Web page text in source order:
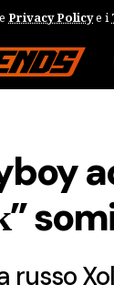
Privacy Policye i
russo